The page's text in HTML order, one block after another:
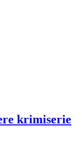
krimiserie